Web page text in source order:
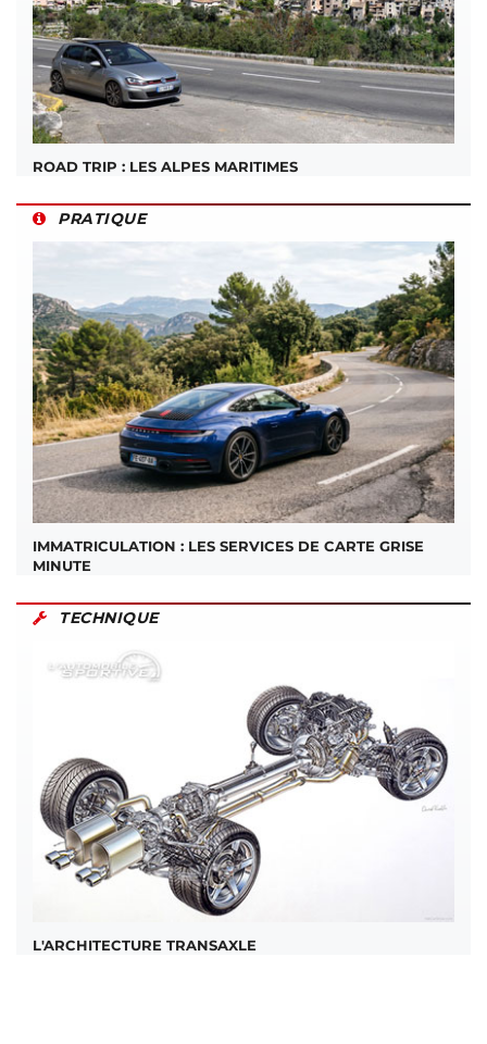
ROAD TRIP : LES ALPES MARITIMES
PRATIQUE
IMMATRICULATION : LES SERVICES DE CARTE GRISE
MINUTE
TECHNIQUE
L'ARCHITECTURE TRANSAXLE